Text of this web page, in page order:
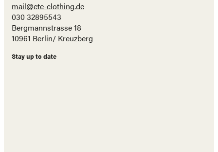
mail@ete-clothing.de
030 32895543
Bergmannstrasse 18
10961 Berlin/ Kreuzberg
Stay up to date